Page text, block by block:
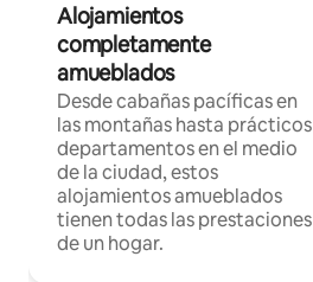
Alojamientos
completamente
amueblados
Desde cabañas pacíficas en
las montañas hasta prácticos
departamentos en el medio
de la ciudad, estos
alojamientos amueblados
tienen todas las prestaciones
de un hogar.